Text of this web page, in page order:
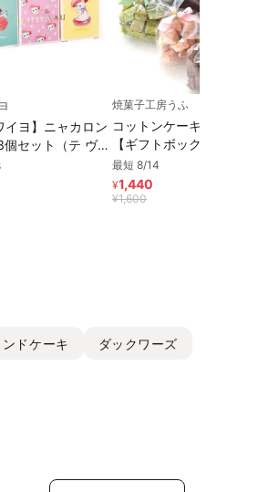
イヨ】ニャカロン
個セット（テ ヴェ
/フレーズ風味/シ
）
焼菓子工房うふ
コットンケーキのラスク
【ギフトボックス】お中
2026
最短 8/14
¥1,440
¥1,600
ドケーキ ダックワーズ